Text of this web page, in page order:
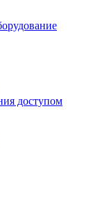
доступом